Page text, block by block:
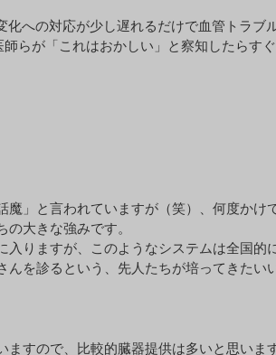
化への対応が少し遅れるだけで血管トラ
らが「これはおかしい」と察知したらす
」と言われていますが（笑）、何度か
大きな強みです。
りますが、このようなシステムは全国
を診るという、先人たちが培ってきたい
すので、比較的臓器提供は多いと思い